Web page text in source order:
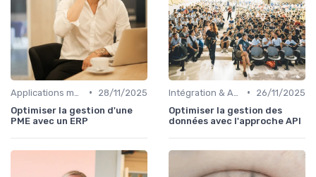
•
28/11/2025
Optimiser la gestion d'une
PME avec un ERP
•
26/11/2025
Optimiser la gestion des
données avec l'approche API